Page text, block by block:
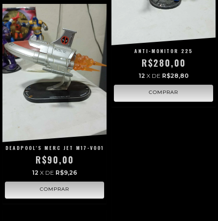
DEADPOOL'S MERC JET M17-V001
R$90,00
12 X DE R$9,26
ANTI-MONITOR 225
R$280,00
12 X DE R$28,80